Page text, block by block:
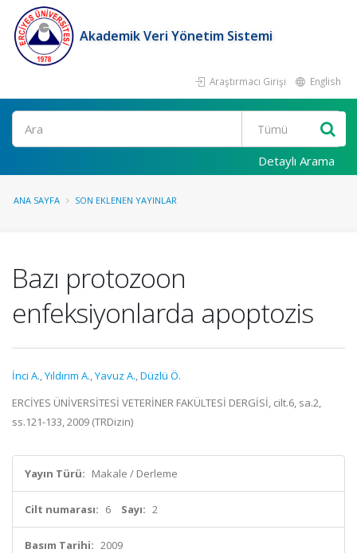
Akademik Veri Yönetim Sistemi
Araştırmacı Girişi English
Ara
Detaylı Arama
ANA SAYFA SON EKLENEN YAYINLAR
Bazı protozoon
enfeksiyonlarda apoptozis
İnci A.,Yıldırım A.,Yavuz A.,Düzlü Ö.
ERCİYES ÜNİVERSİTESİ VETERİNER FAKÜLTESİ DERGİSİ, cilt.6, sa.2,
ss.121-133, 2009 (TRDizin)
Yayın Türü: Makale / Derleme
Cilt numarası: 6 Sayı: 2
Basım Tarihi: 2009